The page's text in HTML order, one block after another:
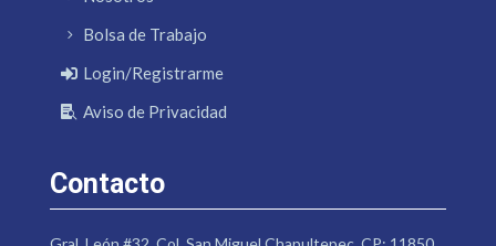
Bolsa de Trabajo
Login/Registrarme
Aviso de Privacidad
Contacto